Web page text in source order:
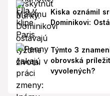
Kiska oznámil
Dominikovi:
Týmto 3
obrovská
vyvolených?